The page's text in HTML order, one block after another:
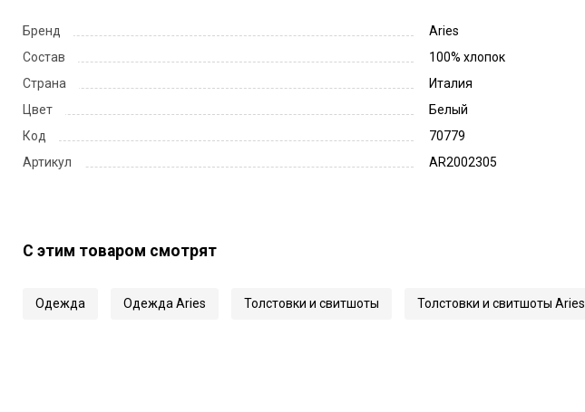
Бренд
Aries
Состав
100% хлопок
Страна
Италия
Цвет
Белый
Код
70779
Артикул
AR2002305
С этим товаром смотрят
Одежда Одежда Aries Толстовки и свитшоты Толстовки и свитшоты Aries